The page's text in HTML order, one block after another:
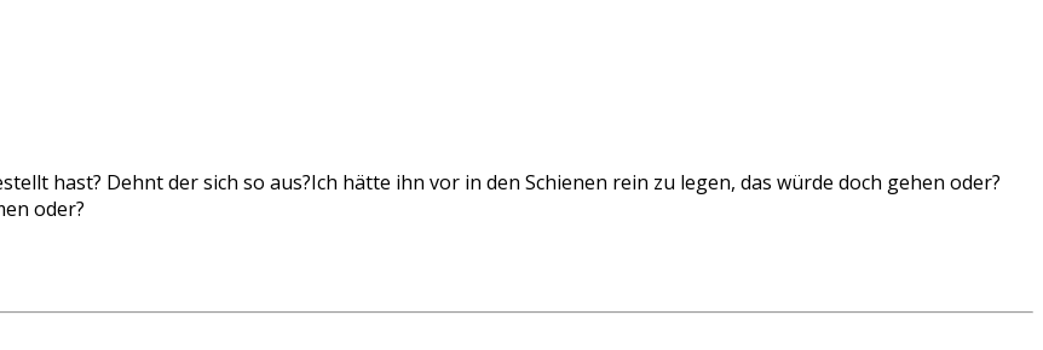
hast? Dehnt der sich so aus?Ich hätte ihn vor in den Schienen rein zu legen, das würde doch gehen oder?
oder?